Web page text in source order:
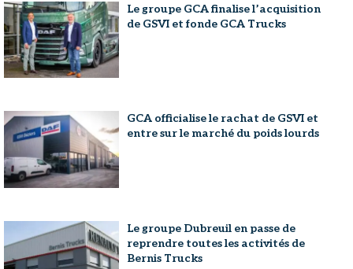
Le groupe GCA finalise l’acquisition
de GSVI et fonde GCA Trucks
GCA officialise le rachat de GSVI et
entre sur le marché du poids lourds
Le groupe Dubreuil en passe de
reprendre toutes les activités de
Bernis Trucks